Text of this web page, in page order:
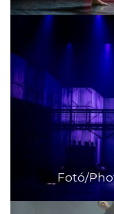
Fotó/